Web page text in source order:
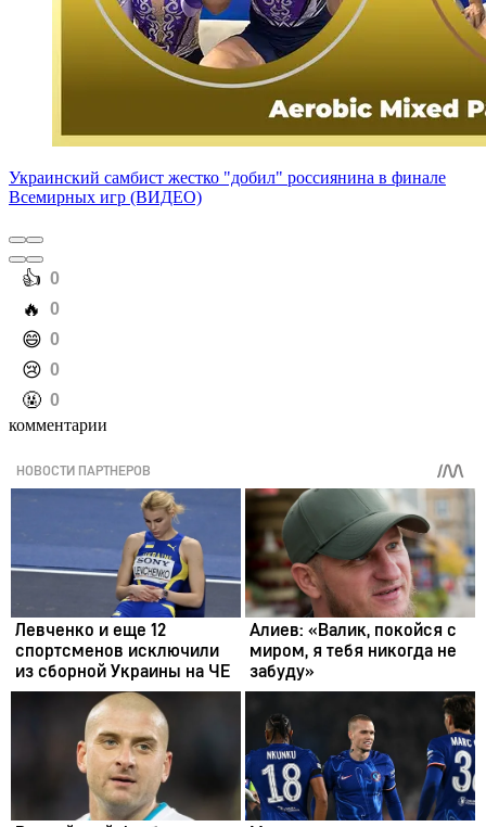
Украинский самбист жестко "добил" россиянина в финале
Всемирных игр (ВИДЕО)
️👍 0
️🔥 0
️😄 0
️😢 0
️🤬 0
комментарии